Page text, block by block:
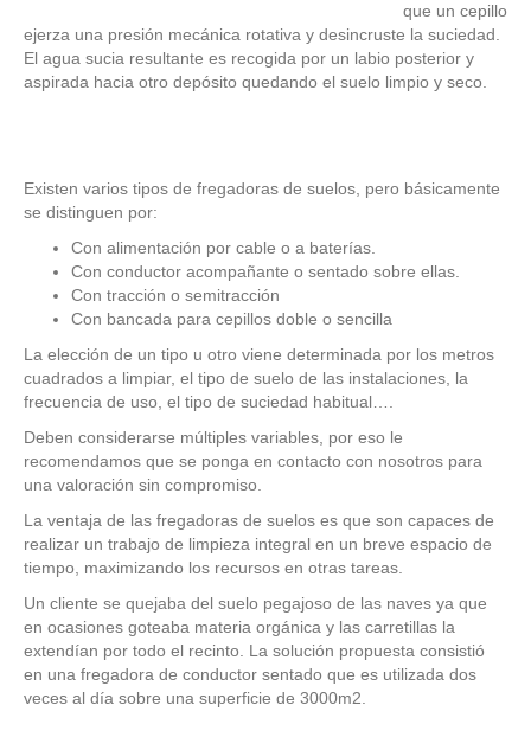
que un cepillo
ejerza una presión mecánica rotativa y desincruste la suciedad.
El agua sucia resultante es recogida por un labio posterior y
aspirada hacia otro depósito quedando el suelo limpio y seco.
Existen varios tipos de fregadoras de suelos, pero básicamente
se distinguen por:
Con alimentación por cable o a baterías.
Con conductor acompañante o sentado sobre ellas.
Con tracción o semitracción
Con bancada para cepillos doble o sencilla
La elección de un tipo u otro viene determinada por los metros
cuadrados a limpiar, el tipo de suelo de las instalaciones, la
frecuencia de uso, el tipo de suciedad habitual….
Deben considerarse múltiples variables, por eso le
recomendamos que se ponga en contacto con nosotros para
una valoración sin compromiso.
La ventaja de las fregadoras de suelos es que son capaces de
realizar un trabajo de limpieza integral en un breve espacio de
tiempo, maximizando los recursos en otras tareas.
Un cliente se quejaba del suelo pegajoso de las naves ya que
en ocasiones goteaba materia orgánica y las carretillas la
extendían por todo el recinto. La solución propuesta consistió
en una fregadora de conductor sentado que es utilizada dos
veces al día sobre una superficie de 3000m2.